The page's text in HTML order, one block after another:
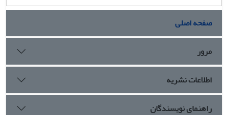
صفحه اصلی
مرور
اطلاعات نشریه
راهنمای نویسندگان